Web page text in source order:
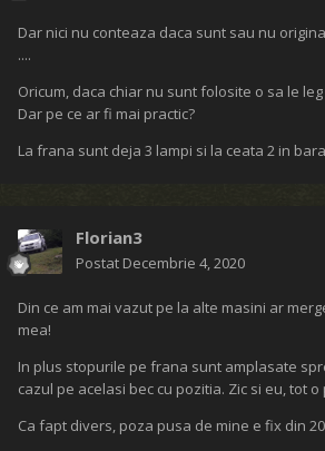
Dar nici nu conteaza daca sunt sau nu
....
Oricum, daca chiar nu sunt folosite o sa le
Dar pe ce ar fi mai practic?
La frana sunt deja 3 lampi si la ceata 2 in
Florian3
Postat Decembrie 4, 2020
Din ce am mai vazut pe la alte masini ar
mea!
In plus stopurile pe frana sunt amplasate
cazul pe acelasi bec cu pozitia. Zic si eu, tot o
Ca fapt divers, poza pusa de mine e fix din